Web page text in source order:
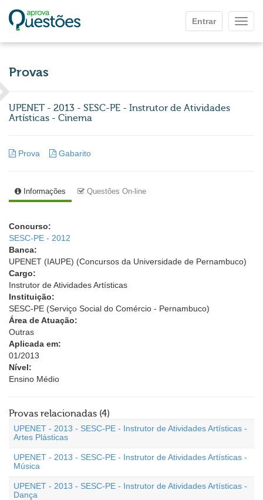
Entrar
Provas
UPENET - 2013 - SESC-PE - Instrutor de Atividades
Artísticas - Cinema
Prova Gabarito
Informações Questões On-line
Concurso:
SESC-PE - 2012
Banca:
UPENET (IAUPE) (Concursos da Universidade de Pernambuco)
Cargo:
Instrutor de Atividades Artísticas
Instituição:
SESC-PE (Serviço Social do Comércio - Pernambuco)
Área de Atuação:
Outras
Aplicada em:
01/2013
Nível:
Ensino Médio
Provas relacionadas (4)
UPENET - 2013 - SESC-PE - Instrutor de Atividades Artísticas -
Artes Plásticas
UPENET - 2013 - SESC-PE - Instrutor de Atividades Artísticas -
Música
UPENET - 2013 - SESC-PE - Instrutor de Atividades Artísticas -
Dança